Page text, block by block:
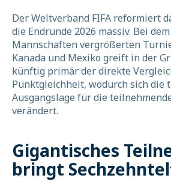
Der Weltverband FIFA reformiert
die Endrunde 2026 massiv. Bei
Mannschaften vergrößerten
Kanada und Mexiko greift in der
künftig primär der direkte
Punktgleichheit, wodurch sich die
Ausgangslage für die
verändert.
Gigantisches
bringt